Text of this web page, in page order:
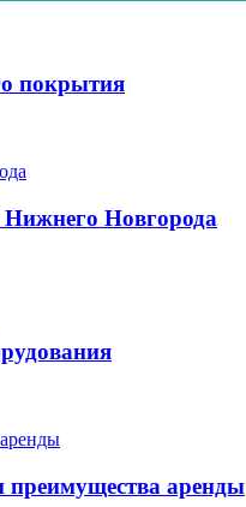
покрытия
Новгорода
преимущества аренды